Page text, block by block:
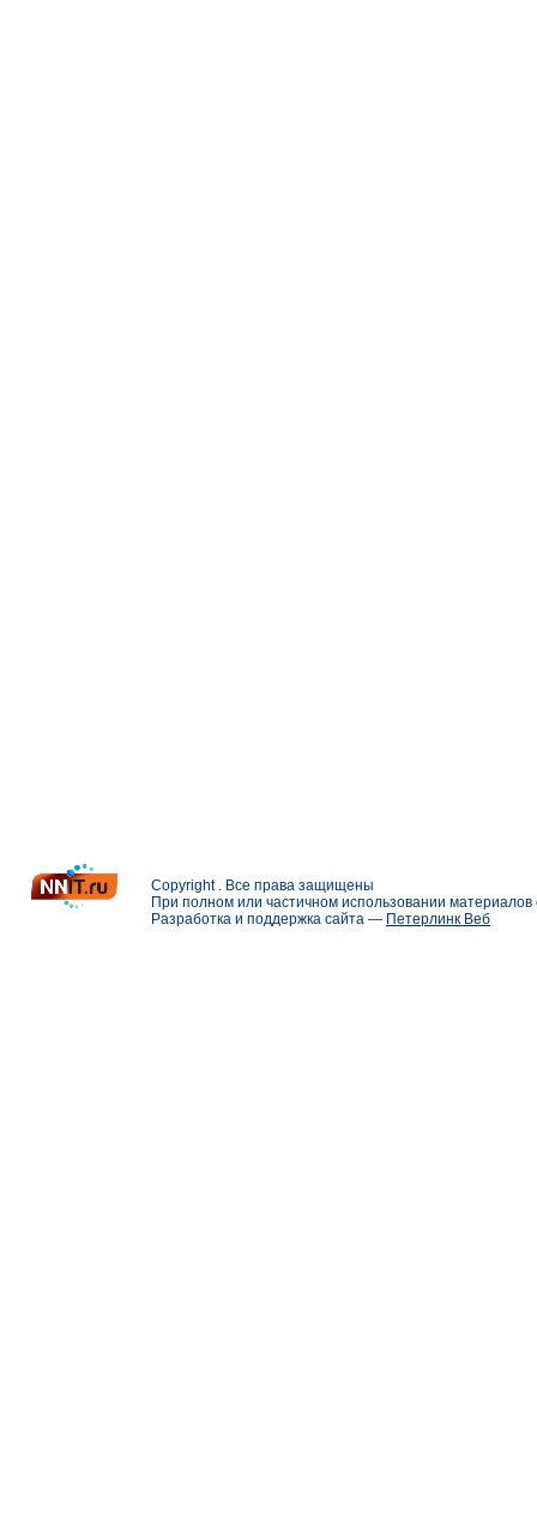
Copyright . Все права защищены
При полном или частичном использовании
Разработка и поддержка сайта — Петерлинк Веб